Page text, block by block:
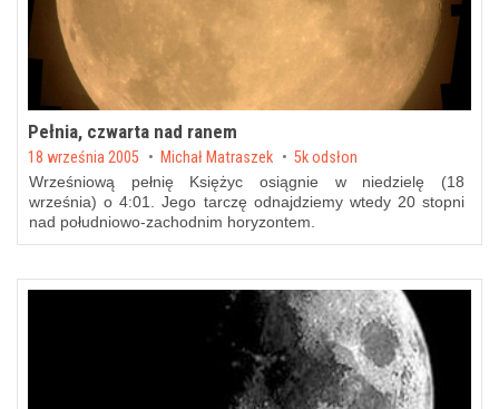
Pełnia, czwarta nad ranem
Posted on
18 września 2005 by Michał Matraszek 5k odsłon
Wrześniową pełnię Księżyc osiągnie w niedzielę (18
września) o 4:01. Jego tarczę odnajdziemy wtedy 20 stopni
nad południowo-zachodnim horyzontem.